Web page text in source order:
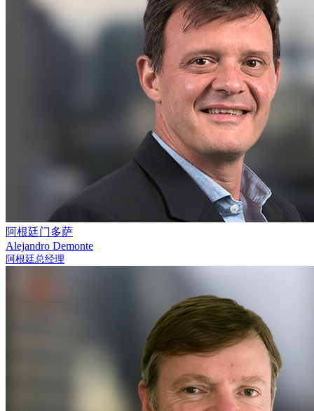
阿根廷门多萨
Alejandro Demonte
阿根廷总经理